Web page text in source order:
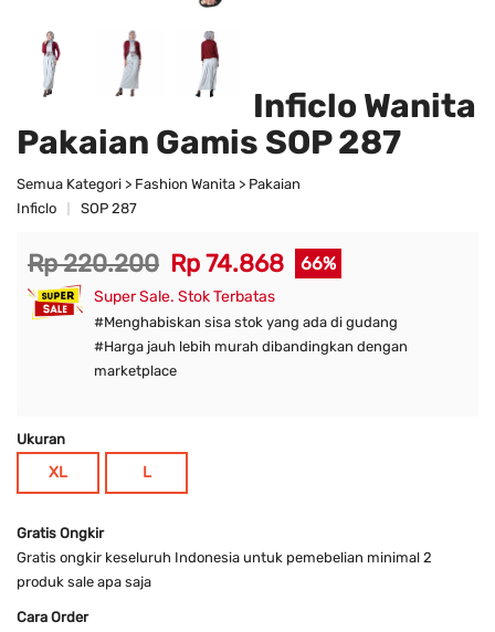
Inficlo Wanita
Pakaian Gamis SOP 287
Semua Kategori > Fashion Wanita > Pakaian
Inficlo
SOP 287
Rp 220.200 Rp 74.868 66%
Super Sale. Stok Terbatas
#Menghabiskan sisa stok yang ada di gudang
#Harga jauh lebih murah dibandingkan dengan
marketplace
Ukuran
XL L
Gratis Ongkir
Gratis ongkir keseluruh Indonesia untuk pemebelian minimal 2
produk sale apa saja
Cara Order